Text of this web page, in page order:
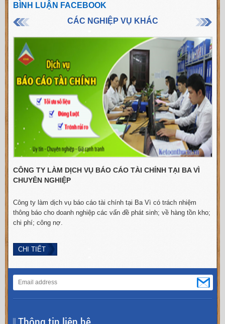
BÌNH LUẬN FACEBOOK
CÁC NGHIỆP VỤ KHÁC
CÔNG TY LÀM DỊCH VỤ BÁO CÁO TÀI CHÍNH TẠI BA VÌ
CHUYÊN NGHIỆP
Công ty làm dịch vụ báo cáo tài chính tại Ba Vì có trách nhiệm
thông báo cho doanh nghiệp các vấn đề phát sinh; về hàng tồn kho;
chi phí; công nợ.
CHI TIẾT